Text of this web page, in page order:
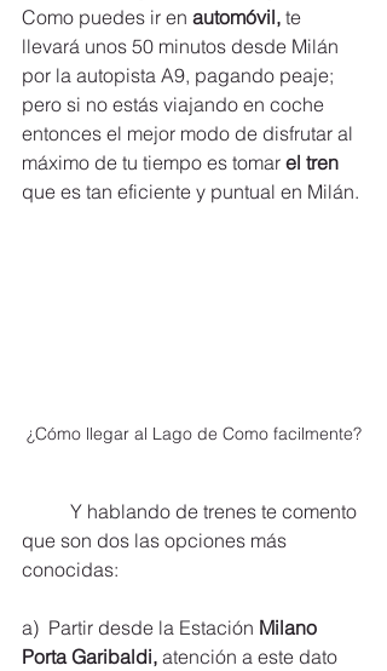
Como puedes ir en automóvil, te
llevará unos 50 minutos desde Milán
por la autopista A9, pagando peaje;
pero si no estás viajando en coche
entonces el mejor modo de disfrutar al
máximo de tu tiempo es tomar el tren
que es tan eficiente y puntual en Milán.
¿Cómo llegar al Lago de Como facilmente?
que son dos las opciones más
conocidas:
a)  Partir desde la Estación Milano
Porta Garibaldi, atención a este dato